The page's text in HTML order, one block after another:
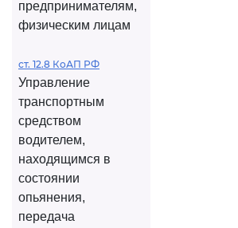
предпринимателям,
физическим лицам
ст. 12.8 КоАП РФ
Управление
транспортным
средством
водителем,
находящимся в
состоянии
опьянения,
передача